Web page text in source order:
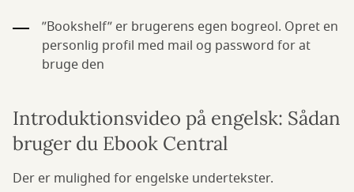
”Bookshelf” er brugerens egen bogreol. Opret en
personlig profil med mail og password for at
bruge den
Introduktionsvideo på engelsk: Sådan
bruger du Ebook Central
Der er mulighed for engelske undertekster.